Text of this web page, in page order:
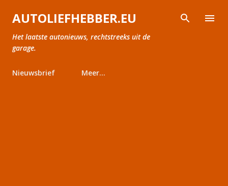
Doorgaan naar hoofdcontent
AUTOLIEFHEBBER.EU
Het laatste autonieuws, rechtstreeks uit de
garage.
Nieuwsbrief Meer…